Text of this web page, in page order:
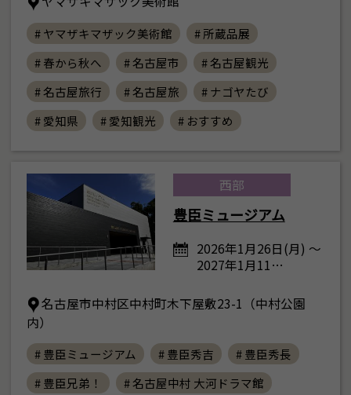
# ヤマザキマザック美術館
# 所蔵品展
# 春から秋へ
# 名古屋市
# 名古屋観光
# 名古屋旅行
# 名古屋旅
# ナゴヤたび
# 愛知県
# 愛知観光 # おすすめ
西部
豊臣ミュージアム
2026年1月26日(月) ～
2027年1月11…
名古屋市中村区中村町木下屋敷23-1（中村公園
内）
# 豊臣ミュージアム # 豊臣秀吉
# 豊臣秀長
# 豊臣兄弟！
# 名古屋中村 大河ドラマ館